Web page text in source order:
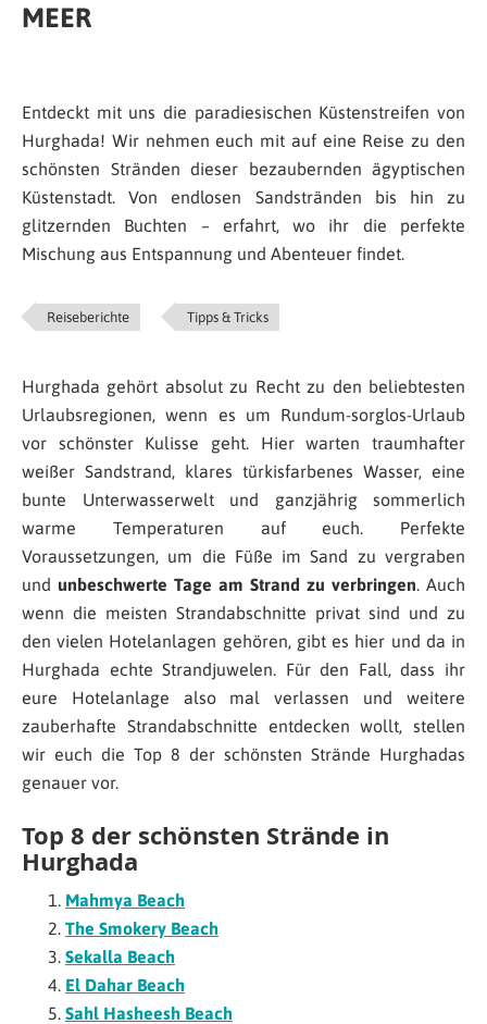
MEER
Entdeckt mit uns die paradiesischen Küstenstreifen von
Hurghada! Wir nehmen euch mit auf eine Reise zu den
schönsten Stränden dieser bezaubernden ägyptischen
Küstenstadt. Von endlosen Sandstränden bis hin zu
glitzernden Buchten – erfahrt, wo ihr die perfekte
Mischung aus Entspannung und Abenteuer findet.
Reiseberichte Tipps & Tricks
Hurghada gehört absolut zu Recht zu den beliebtesten
Urlaubsregionen, wenn es um Rundum-sorglos-Urlaub
vor schönster Kulisse geht. Hier warten traumhafter
weißer Sandstrand, klares türkisfarbenes Wasser, eine
bunte Unterwasserwelt und ganzjährig sommerlich
warme Temperaturen auf euch. Perfekte
Voraussetzungen, um die Füße im Sand zu vergraben
und unbeschwerte Tage am Strand zu verbringen. Auch
wenn die meisten Strandabschnitte privat sind und zu
den vielen Hotelanlagen gehören, gibt es hier und da in
Hurghada echte Strandjuwelen. Für den Fall, dass ihr
eure Hotelanlage also mal verlassen und weitere
zauberhafte Strandabschnitte entdecken wollt, stellen
wir euch die Top 8 der schönsten Strände Hurghadas
genauer vor.
Top 8 der schönsten Strände in
Hurghada
Mahmya Beach
The Smokery Beach
Sekalla Beach
El Dahar Beach
Sahl Hasheesh Beach